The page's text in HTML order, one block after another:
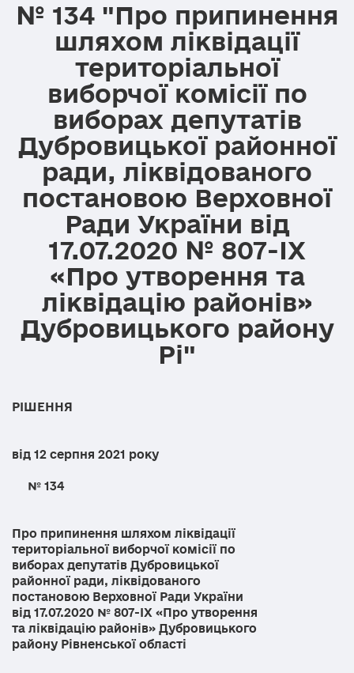
№ 134 "Про припинення
шляхом ліквідації
територіальної
виборчої комісії по
виборах депутатів
Дубровицької районної
ради, ліквідованого
постановою Верховної
Ради України від
17.07.2020 № 807-ІХ
«Про утворення та
ліквідацію районів»
Дубровицького району
Рі"
РІШЕННЯ
від 12 серпня 2021 року
№ 134
Про припинення шляхом ліквідації
територіальної виборчої комісії по
виборах депутатів Дубровицької
районної ради, ліквідованого
постановою Верховної Ради України
від 17.07.2020 № 807-ІХ «Про утворення
та ліквідацію районів» Дубровицького
району Рівненської області